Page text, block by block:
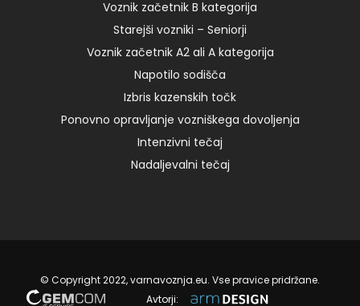
Voznik začetnik B kategorija
Starejši vozniki – Seniorji
Voznik začetnik A2 ali A kategorija
Napotilo sodišča
Izbris kazenskih točk
Ponovno opravljanje vozniškega dovoljenja
Intenzivni tečaj
Nadaljevalni tečaj
© Copyright 2022, varnavoznja.eu. Vse pravice pridržane.
Avtorji: